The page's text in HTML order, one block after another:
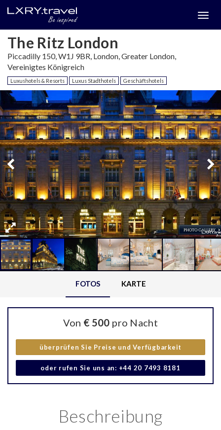
The Ritz London
Piccadilly 150, W1J 9BR, London, Greater London,
Vereinigtes Königreich
Luxushotels & Resorts Luxus Stadthotels Geschäftshotels
FOTOS KARTE
Von € 500 pro Nacht
überprüfen Sie Preise und Verfügbarkeit
oder rufen Sie uns an: +44 20 7493 8181
Beschreibung